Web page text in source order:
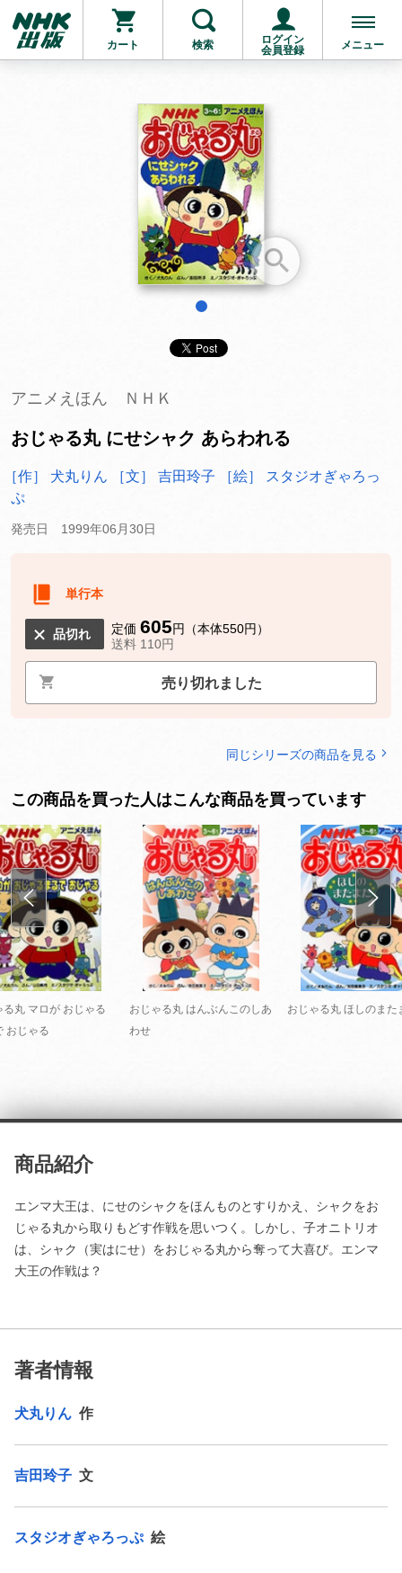
カート 検索
ログイン
会員登録
メニュー
お支払いに進む
他にも商品を買う
アニメえほん ＮＨＫ
おじゃる丸 にせシャク あらわれる
［作］ 犬丸りん ［文］ 吉田玲子
［絵］ スタジオぎゃろっ
ぷ
発売日 1999年06月30日
単行本
品切れ 定価 605円（本体550円）
送料 110円
売り切れました
同じシリーズの商品を見る
この商品を買った人はこんな商品を買っています
る丸 マロが おじゃる
おじゃる
おじゃる丸 はんぶんこのしあ
わせ
おじゃる丸 ほしのまた
商品紹介
エンマ大王は、にせのシャクをほんものとすりかえ、シャクをお
じゃる丸から取りもどす作戦を思いつく。しかし、子オニトリオ
は、シャク（実はにせ）をおじゃる丸から奪って大喜び。エンマ
大王の作戦は？
著者情報
犬丸りん 作
吉田玲子 文
スタジオぎゃろっぷ 絵